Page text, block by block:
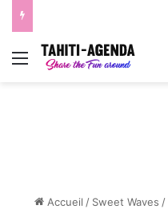
Menu
Accueil / Sweet Waves /